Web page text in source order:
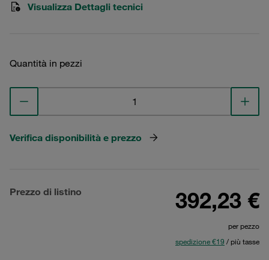
Visualizza Dettagli tecnici
Quantità in pezzi
Verifica disponibilità e prezzo
Prezzo di listino 392,23 €
per pezzo
spedizione €19 / più tasse